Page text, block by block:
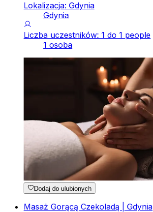
Lokalizacja: Gdynia
Gdynia
Liczba uczestników: 1 do 1 people
1 osoba
Dodaj do ulubionych
Masaż Gorącą Czekoladą | Gdynia